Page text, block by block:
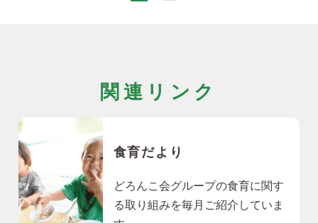
関連リンク
食育だより
どろんこ会グループの食育に関す
る取り組みを毎月ご紹介していま